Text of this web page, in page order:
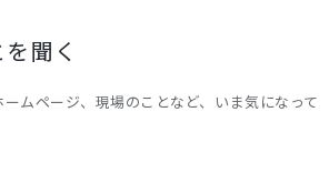
聞く
ムページ、現場のことなど、いま気になって